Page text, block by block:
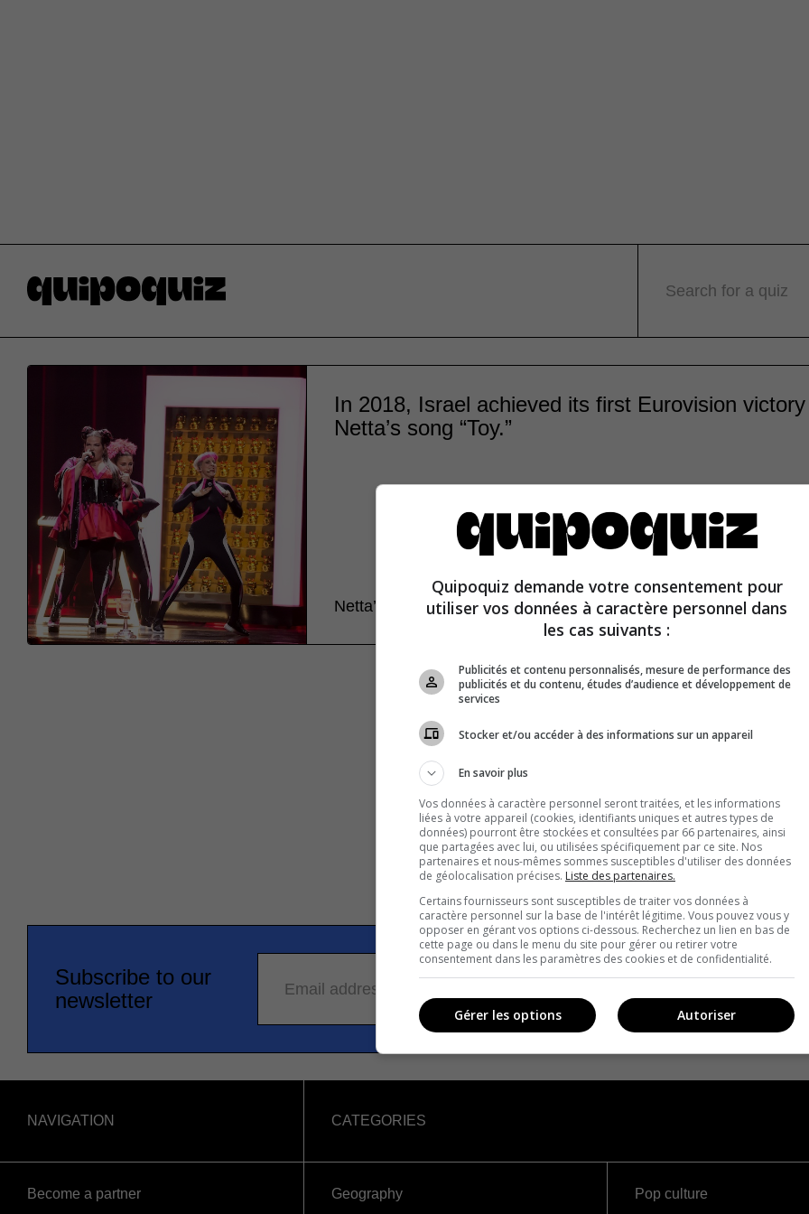
Search for a quiz
In 2018, Israel achieved its first Eurovision
Netta’s song “Toy.”
Netta’s performance of “Toy” at the 2018 contest earned Israel its
Subscribe to our
newsletter
Email address
NAVIGATION
Become a partner
CATEGORIES
Geography
Pop culture
Quipoquiz demande votre consentement pour
utiliser vos données à caractère personnel dans
les cas suivants :
Publicités et contenu personnalisés, mesure de performance des
publicités et du contenu, études d’audience et développement de
services
Stocker et/ou accéder à des informations sur un appareil
En savoir plus
Vos données à caractère personnel seront traitées, et les informations
liées à votre appareil (cookies, identifiants uniques et autres types de
données) pourront être stockées et consultées par 66 partenaires, ainsi
que partagées avec lui, ou utilisées spécifiquement par ce site. Nos
partenaires et nous-mêmes sommes susceptibles d'utiliser des données
de géolocalisation précises. Liste des partenaires.
Certains fournisseurs sont susceptibles de traiter vos données à
caractère personnel sur la base de l'intérêt légitime. Vous pouvez vous y
opposer en gérant vos options ci-dessous. Recherchez un lien en bas de
cette page ou dans le menu du site pour gérer ou retirer votre
consentement dans les paramètres des cookies et de confidentialité.
Autoriser
Gérer les options